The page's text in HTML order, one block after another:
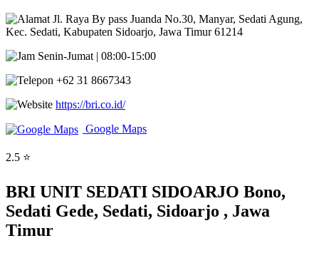
Jl. Raya By pass Juanda No.30, Manyar, Sedati Agung,
Kec. Sedati, Kabupaten Sidoarjo, Jawa Timur 61214
Senin-Jumat | 08:00-15:00
+62 31 8667343
https://bri.co.id/
Google Maps
2.5 ⭐
BRI UNIT SEDATI SIDOARJO Bono,
Sedati Gede, Sedati, Sidoarjo , Jawa
Timur